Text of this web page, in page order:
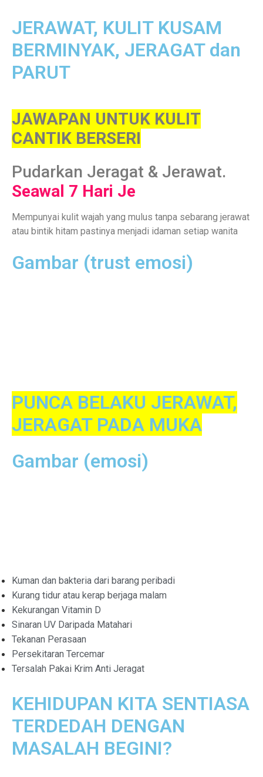
JERAWAT, KULIT KUSAM
BERMINYAK, JERAGAT dan
PARUT
JAWAPAN UNTUK KULIT
CANTIK BERSERI
Pudarkan Jeragat & Jerawat.
Seawal 7 Hari Je
Mempunyai kulit wajah yang mulus tanpa sebarang jerawat
atau bintik hitam pastinya menjadi idaman setiap wanita
Gambar (trust emosi)
PUNCA BELAKU JERAWAT,
JERAGAT PADA MUKA
Gambar (emosi)
Kuman dan bakteria dari barang peribadi
Kurang tidur atau kerap berjaga malam
Kekurangan Vitamin D
Sinaran UV Daripada Matahari
Tekanan Perasaan
Persekitaran Tercemar
Tersalah Pakai Krim Anti Jeragat
KEHIDUPAN KITA SENTIASA
TERDEDAH DENGAN
MASALAH BEGINI?